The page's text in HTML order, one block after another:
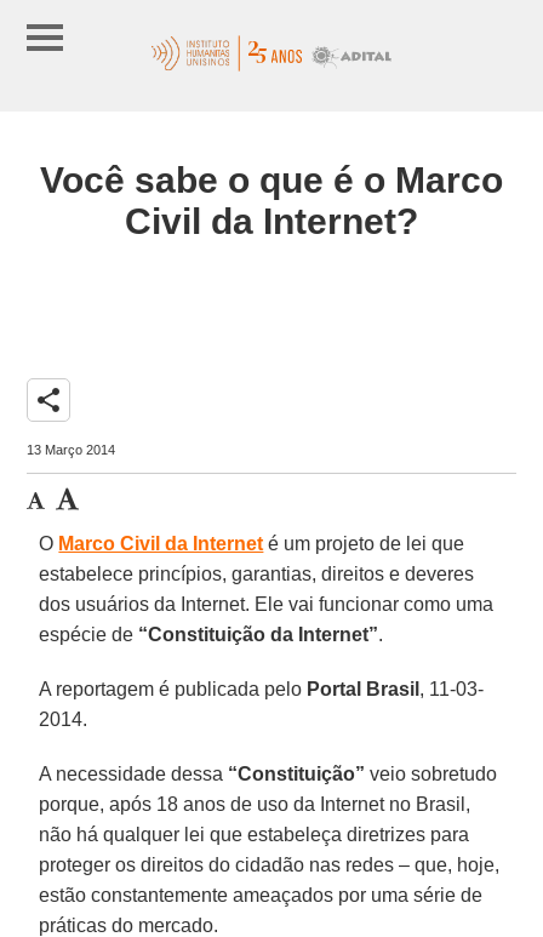
Você sabe o que é o Marco
Civil da Internet?
share
13 Março 2014
O Marco Civil da Internet é um projeto de lei que
estabelece princípios, garantias, direitos e deveres
dos usuários da Internet. Ele vai funcionar como uma
espécie de “Constituição da Internet”.
A reportagem é publicada pelo Portal Brasil , 11-03-
2014.
A necessidade dessa “Constituição” veio sobretudo
porque, após 18 anos de uso da Internet no Brasil,
não há qualquer lei que estabeleça diretrizes para
proteger os direitos do cidadão nas redes – que, hoje,
estão constantemente ameaçados por uma série de
práticas do mercado.